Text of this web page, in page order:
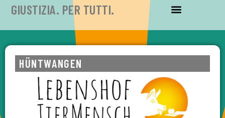
GIUSTIZIA. PER TUTTI.
HÜNTWANGEN